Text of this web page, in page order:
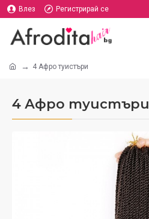
Влез Регистрирай се
4 Афро туистъри
4 Афро туистъри